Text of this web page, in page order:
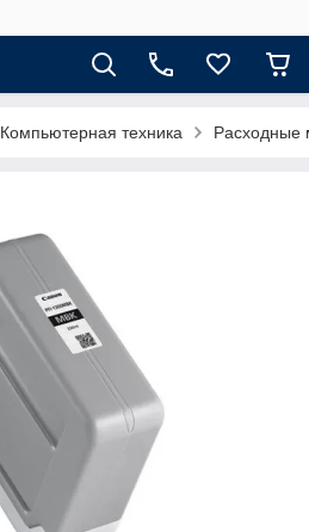
Компьютерная техника Расходные